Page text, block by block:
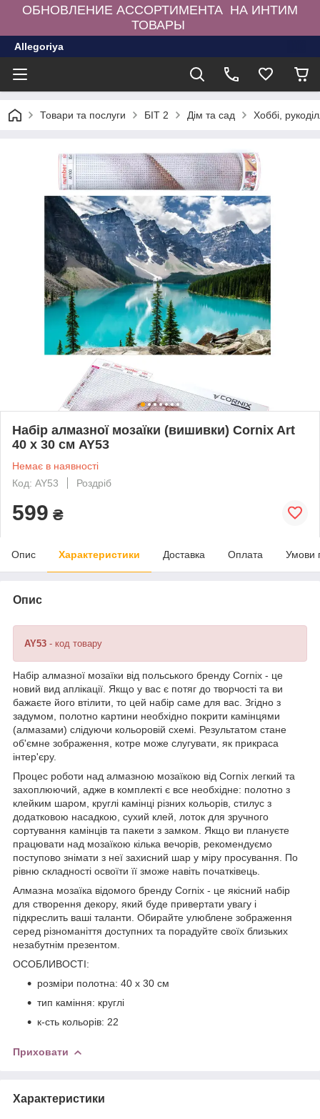
ОБНОВЛЕНИЕ АССОРТИМЕНТА НА ИНТИМ
ТОВАРЫ
Allegoriya
Товари та послуги БІТ 2 Дім та сад Хоббі,
Набір алмазної мозаїки (вишивки) Cornix Art
40 x 30 см AY53
Немає в наявності
Код: AY53
Роздріб
599 ₴
Опис Характеристики Доставка Оплата Умови
Опис
AY53 - код товару
Набір алмазної мозаїки від польського бренду Cornix - це
новий вид аплікації. Якщо у вас є потяг до творчості та ви
бажаєте його втілити, то цей набір саме для вас. Згідно з
задумом, полотно картини необхідно покрити камінцями
(алмазами) слідуючи кольоровій схемі. Результатом стане
об'ємне зображення, котре може слугувати, як прикраса
інтер'єру.
Процес роботи над алмазною мозаїкою від Cornix легкий та
захоплюючий, адже в комплекті є все необхідне: полотно з
клейким шаром, круглі камінці різних кольорів, стилус з
додатковою насадкою, сухий клей, лоток для зручного
сортування камінців та пакети з замком. Якщо ви плануєте
працювати над мозаїкою кілька вечорів, рекомендуємо
поступово знімати з неї захисний шар у міру просування. По
рівню складності освоїти її зможе навіть початківець.
Алмазна мозаїка відомого бренду Cornix - це якісний набір
для створення декору, який буде привертати увагу і
підкреслить ваші таланти. Обирайте улюблене зображення
серед різноманіття доступних та порадуйте своїх близьких
незабутнім презентом.
ОСОБЛИВОСТІ:
розміри полотна: 40 x 30 см
тип каміння: круглі
к-сть кольорів: 22
Приховати
Характеристики